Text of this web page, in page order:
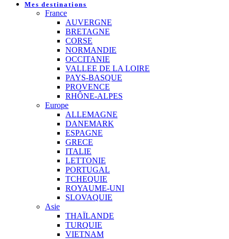
Mes destinations
France
AUVERGNE
BRETAGNE
CORSE
NORMANDIE
OCCITANIE
VALLEE DE LA LOIRE
PAYS-BASQUE
PROVENCE
RHÔNE-ALPES
Europe
ALLEMAGNE
DANEMARK
ESPAGNE
GRECE
ITALIE
LETTONIE
PORTUGAL
TCHEQUIE
ROYAUME-UNI
SLOVAQUIE
Asie
THAÏLANDE
TURQUIE
VIETNAM